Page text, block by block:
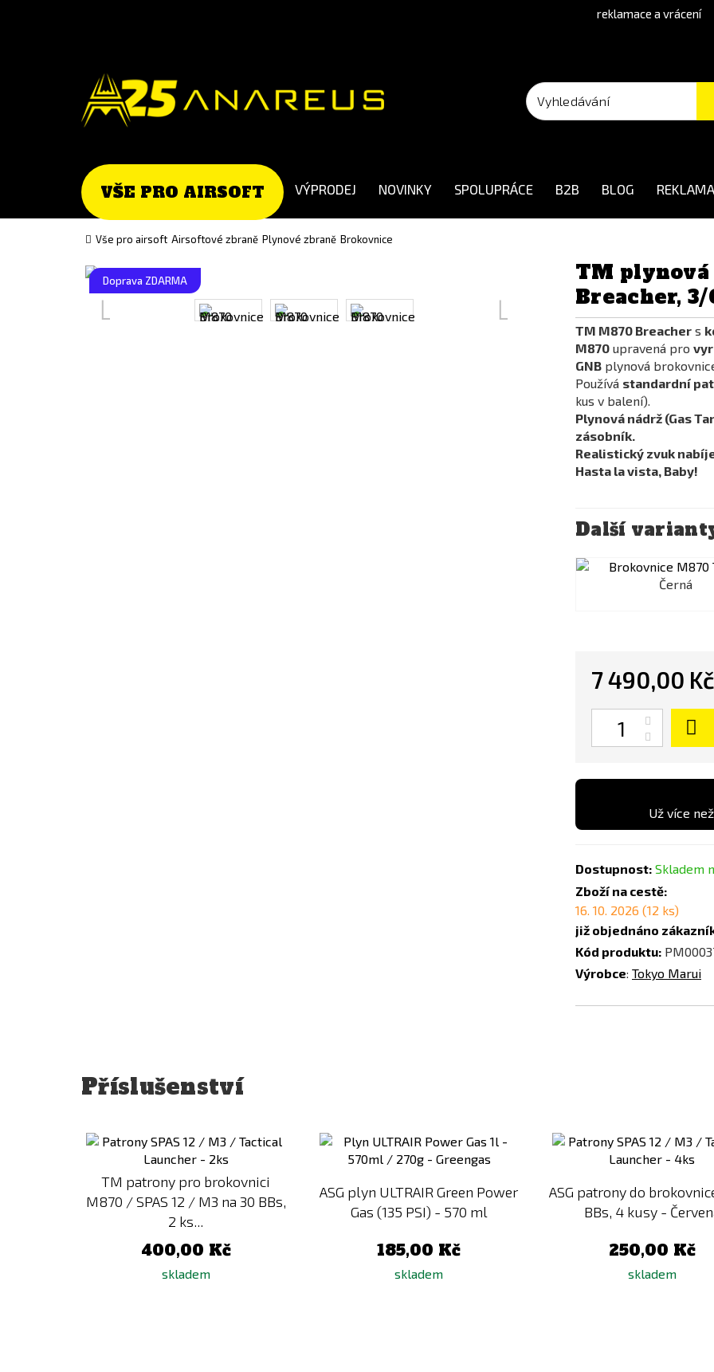
version
reklamace a vrácení
VŠE PRO AIRSOFT VÝPRODEJ NOVINKY SPOLUPRÁCE B2B BLOG
Vše pro airsoft Airsoftové zbraně Plynové zbraně Brokovnice
Doprava ZDARMA
TM
Breacher,
TM M870 Breacher s
M870 upravená pro
GNB plynová
Používá standardní
kus v balení).
Plynová nádrž (Gas
zásobník.
Realistický zvuk
Hasta la vista, Baby!
Další
Černá
7 490,00 Kč
Už více
Dostupnost: Skladem
Zboží na cestě:
16. 10. 2026 (12 ks)
již objednáno
Kód produktu:
Výrobce: Tokyo Marui
Příslušenství
TM patrony pro brokovnici
M870 / SPAS 12 / M3 na 30 BBs,
2 ks...
400,00 Kč
skladem
k
ASG plyn ULTRAIR Green Power
Gas (135 PSI) - 570 ml
185,00 Kč
skladem
ASG patrony do
BBs, 4 kusy -
250,00 Kč
skladem